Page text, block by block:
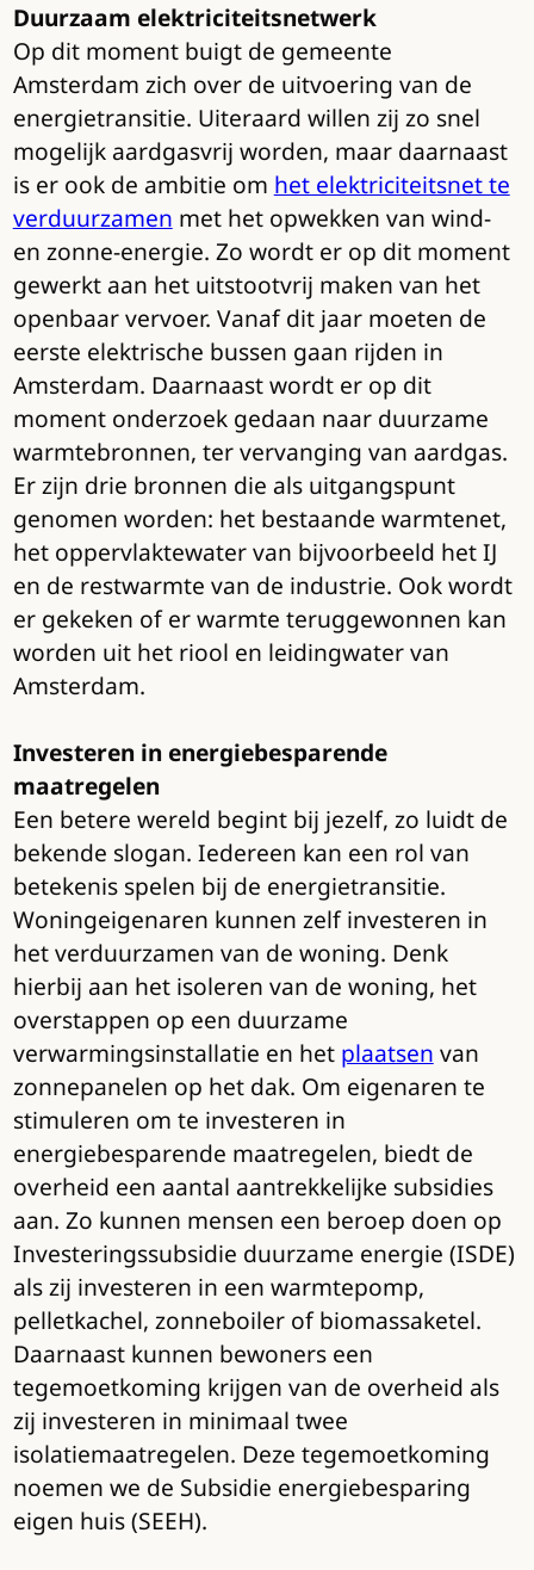
Duurzaam elektriciteitsnetwerk
Op dit moment buigt de gemeente
Amsterdam zich over de uitvoering van de
energietransitie. Uiteraard willen zij zo snel
mogelijk aardgasvrij worden, maar daarnaast
is er ook de ambitie om het elektriciteitsnet te
verduurzamen met het opwekken van wind-
en zonne-energie. Zo wordt er op dit moment
gewerkt aan het uitstootvrij maken van het
openbaar vervoer. Vanaf dit jaar moeten de
eerste elektrische bussen gaan rijden in
Amsterdam. Daarnaast wordt er op dit
moment onderzoek gedaan naar duurzame
warmtebronnen, ter vervanging van aardgas.
Er zijn drie bronnen die als uitgangspunt
genomen worden: het bestaande warmtenet,
het oppervlaktewater van bijvoorbeeld het IJ
en de restwarmte van de industrie. Ook wordt
er gekeken of er warmte teruggewonnen kan
worden uit het riool en leidingwater van
Amsterdam.
Investeren in energiebesparende
maatregelen
Een betere wereld begint bij jezelf, zo luidt de
bekende slogan. Iedereen kan een rol van
betekenis spelen bij de energietransitie.
Woningeigenaren kunnen zelf investeren in
het verduurzamen van de woning. Denk
hierbij aan het isoleren van de woning, het
overstappen op een duurzame
verwarmingsinstallatie en het plaatsen van
zonnepanelen op het dak. Om eigenaren te
stimuleren om te investeren in
energiebesparende maatregelen, biedt de
overheid een aantal aantrekkelijke subsidies
aan. Zo kunnen mensen een beroep doen op
Investeringssubsidie duurzame energie (ISDE)
als zij investeren in een warmtepomp,
pelletkachel, zonneboiler of biomassaketel.
Daarnaast kunnen bewoners een
tegemoetkoming krijgen van de overheid als
zij investeren in minimaal twee
isolatiemaatregelen. Deze tegemoetkoming
noemen we de Subsidie energiebesparing
eigen huis (SEEH).